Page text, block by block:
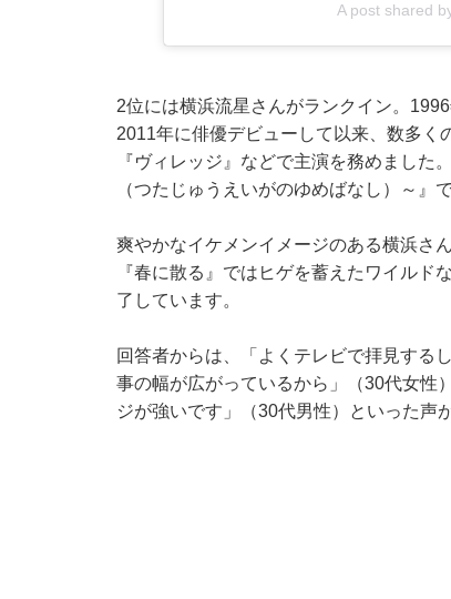
A post shared
2位には横浜流星さんがランクイン。
2011年に俳優デビューして以来、数多く
『ヴィレッジ』などで主演を務めまし
（つたじゅうえいがのゆめばなし）～』
爽やかなイケメンイメージのある横浜さ
『春に散る』ではヒゲを蓄えたワイル
了しています。
回答者からは、「よくテレビで拝見する
事の幅が広がっているから」（30代女性
ジが強いです」（30代男性）といった声